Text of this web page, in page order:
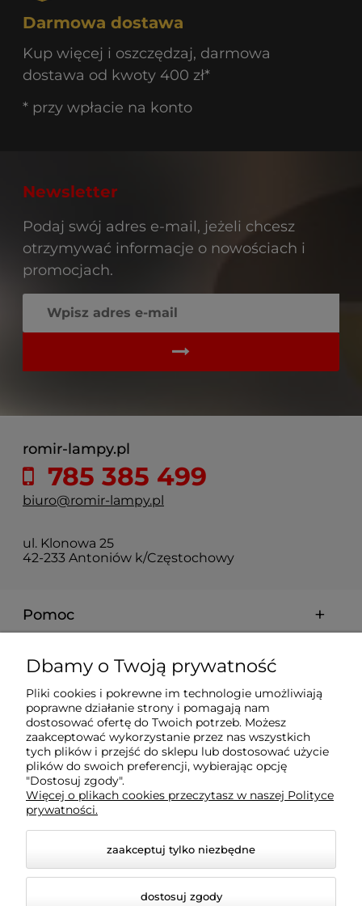
Darmowa dostawa
Kup więcej i oszczędzaj, darmowa
dostawa od kwoty 400 zł*
* przy wpłacie na konto
Newsletter
Podaj swój adres e-mail, jeżeli chcesz
otrzymywać informacje o nowościach i
promocjach.
romir-lampy.pl
785 385 499
biuro@romir-lampy.pl
ul. Klonowa 25
42-233 Antoniów k/Częstochowy
Pomoc
Moje konto
Płatności i dostawa
Informacje
O nas
Dbamy o Twoją prywatność
Pliki cookies i pokrewne im technologie umożliwiają
poprawne działanie strony i pomagają nam
dostosować ofertę do Twoich potrzeb. Możesz
zaakceptować wykorzystanie przez nas wszystkich
tych plików i przejść do sklepu lub dostosować użycie
plików do swoich preferencji, wybierając opcję
"Dostosuj zgody".
Więcej o plikach cookies przeczytasz w naszej Polityce
prywatności.
zaakceptuj tylko niezbędne
dostosuj zgody